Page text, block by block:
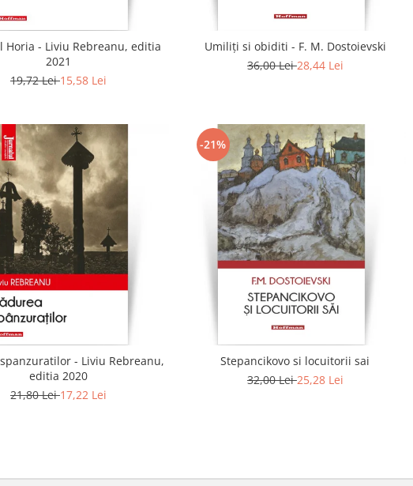
Horia - Liviu Rebreanu, editia
2021
19,72 Lei15,58 Lei
Umiliți si obiditi - F. M. Dostoievski
36,00 Lei28,44 Lei
- Liviu Rebreanu,
editia 2020
21,80 Lei17,22 Lei
-21%
Stepancikovo si locuitorii sai
32,00 Lei25,28 Lei